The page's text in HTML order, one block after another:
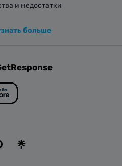
и недостатки
больше